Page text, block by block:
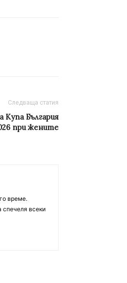
Следваща статия
Kупа България
при жените
време.
всеки